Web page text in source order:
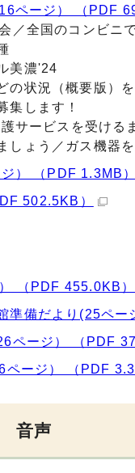
ページ） （PDF
／全国のコンビニ
美濃'24
の状況（概要版）
集します！
サービスを受ける
しょう／ガス機器
） （PDF 1.3MB）
502.5KB）
（PDF 455.0KB）
準備だより(25ペー
ページ） （PDF
ージ） （PDF
音声